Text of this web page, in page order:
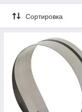
Сортировка